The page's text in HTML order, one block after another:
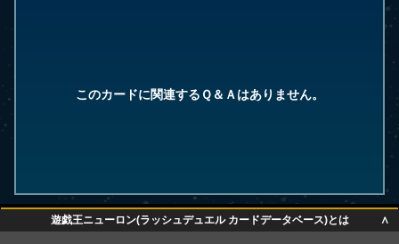
このカードに関連するＱ＆Ａはありません。
遊戯王ニューロン(ラッシュデュエル カードデータベース)とは ∧